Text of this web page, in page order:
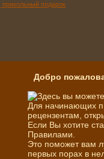
Добро
Здесь вы
Для начинающих
рецензентам,
Если Вы хотите
Правилами.
Это поможет вам
первых порах в